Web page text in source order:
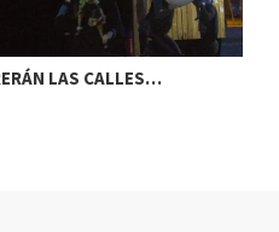
LAS CALLES…